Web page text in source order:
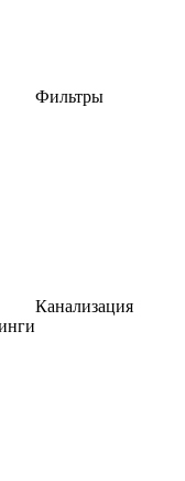
Фильтры
Канализация